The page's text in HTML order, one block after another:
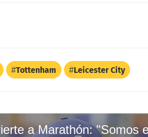
Tottenham Leicester City